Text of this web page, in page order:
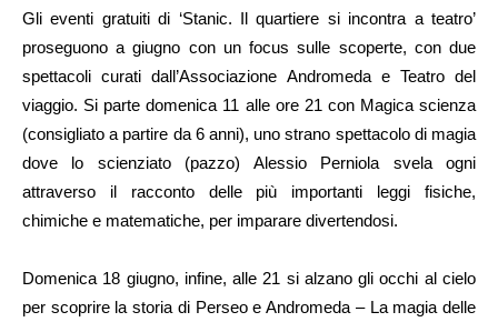
Gli eventi gratuiti di ‘Stanic. Il quartiere si incontra a teatro’
proseguono a giugno con un focus sulle scoperte, con due
spettacoli curati dall’Associazione Andromeda e Teatro del
viaggio. Si parte domenica 11 alle ore 21 con Magica scienza
(consigliato a partire da 6 anni), uno strano spettacolo di magia
dove lo scienziato (pazzo) Alessio Perniola svela ogni
attraverso il racconto delle più importanti leggi fisiche,
chimiche e matematiche, per imparare divertendosi.
Domenica 18 giugno, infine, alle 21 si alzano gli occhi al cielo
per scoprire la storia di Perseo e Andromeda – La magia delle